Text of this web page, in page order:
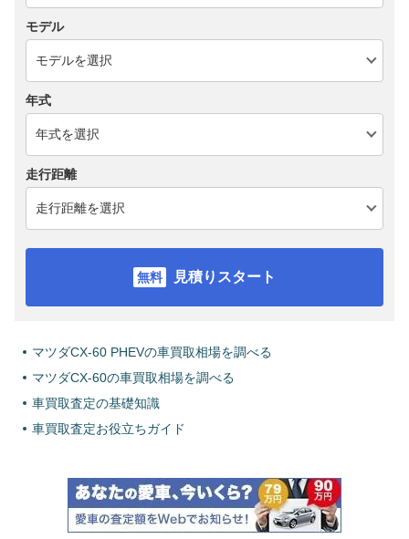
モデル
年式
走行距離
見積りスタート
マツダCX-60 PHEVの車買取相場を調べる
マツダCX-60の車買取相場を調べる
車買取査定の基礎知識
車買取査定お役立ちガイド